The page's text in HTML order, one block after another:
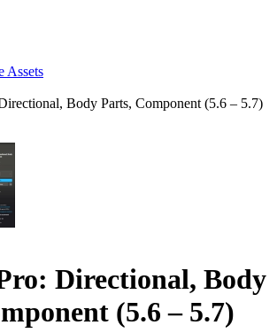
Assets
Body Parts, Component (5.6 – 5.7)
Directional, Body
(5.6 – 5.7)